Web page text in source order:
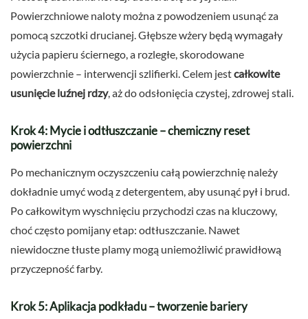
Powierzchniowe naloty można z powodzeniem usunąć za
pomocą szczotki drucianej. Głębsze wżery będą wymagały
użycia papieru ściernego, a rozległe, skorodowane
powierzchnie – interwencji szlifierki. Celem jestcałkowite
usunięcie luźnej rdzy, aż do odsłonięcia czystej, zdrowej stali.
Krok 4: Mycie i odtłuszczanie – chemiczny reset
powierzchni
Po mechanicznym oczyszczeniu całą powierzchnię należy
dokładnie umyć wodą z detergentem, aby usunąć pył i brud.
Po całkowitym wyschnięciu przychodzi czas na kluczowy,
choć często pomijany etap: odtłuszczanie. Nawet
niewidoczne tłuste plamy mogą uniemożliwić prawidłową
przyczepność farby.
Krok 5: Aplikacja podkładu – tworzenie bariery